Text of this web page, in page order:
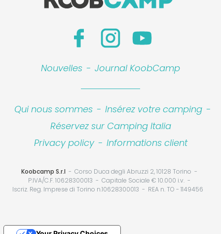
Nouvelles - Journal KoobCamp
Qui nous sommes - Insérez votre camping -
Réservez sur Camping Italia
Privacy policy - Informations client
Koobcamp S.r.l
Corso Duca degli Abruzzi 2, 10128 Torino
P.IVA/C.F. 10628300013
Capitale Sociale € 10.000 i.v.
Iscriz. Reg. Imprese di Torino n.10628300013
REA n. TO - 1149456